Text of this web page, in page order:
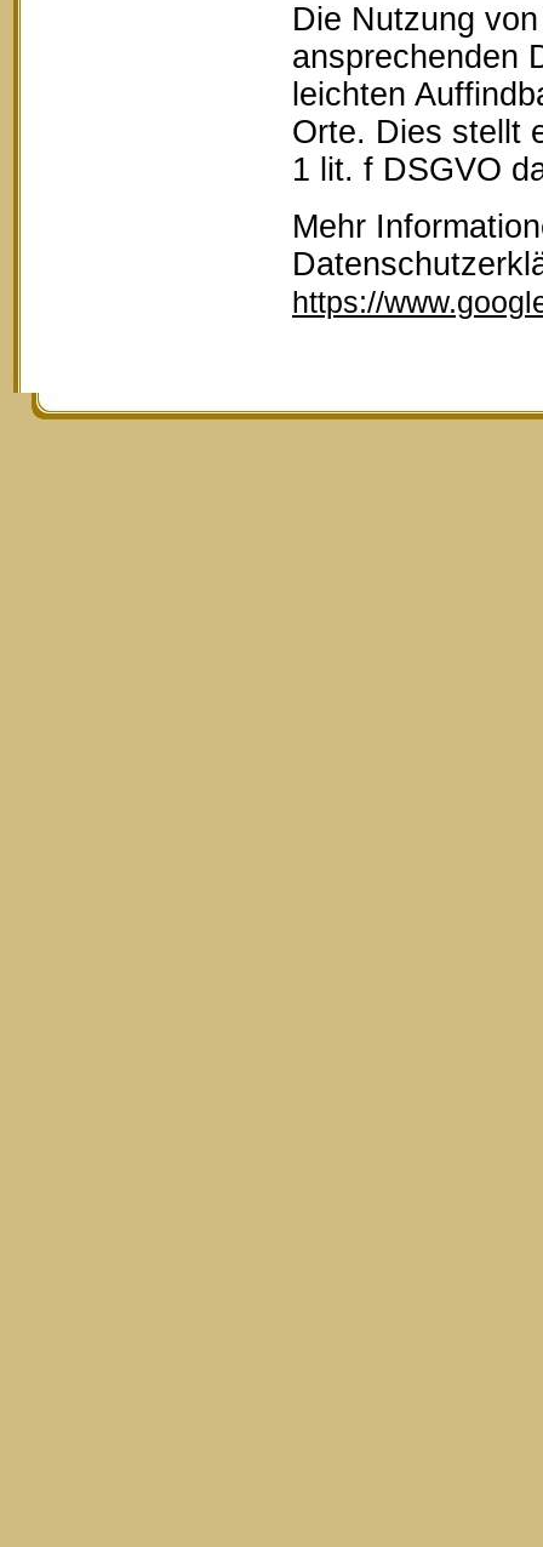
Die Nutzung
ansprechenden
leichten
Orte. Dies stellt
1 lit. f DSGVO
Mehr
https://